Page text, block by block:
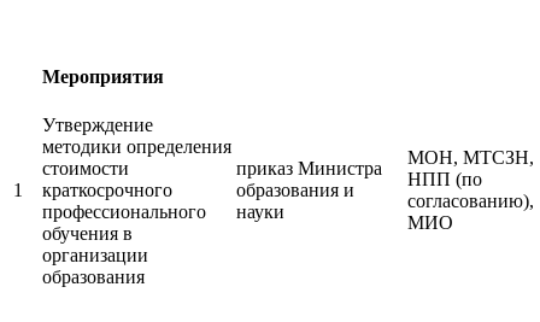
Мероприятия
1
Утверждение
методики определения
стоимости
краткосрочного
профессионального
обучения в
организации
образования
приказ Министра
образования и
науки
МОН, МТСЗН,
НПП (по
согласованию),
МИО